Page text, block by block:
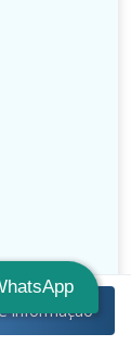
informação